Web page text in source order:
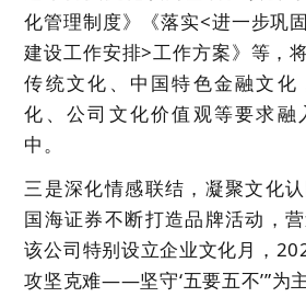
化管理制度》《落实<进一步巩
建设工作安排>工作方案》等，
传统文化、中国特色金融文化
化、公司文化价值观等要求融
中。
三是深化情感联结，凝聚文化
国海证券不断打造品牌活动，营
该公司特别设立企业文化月，
攻坚克难——坚守‘五要五不’”为